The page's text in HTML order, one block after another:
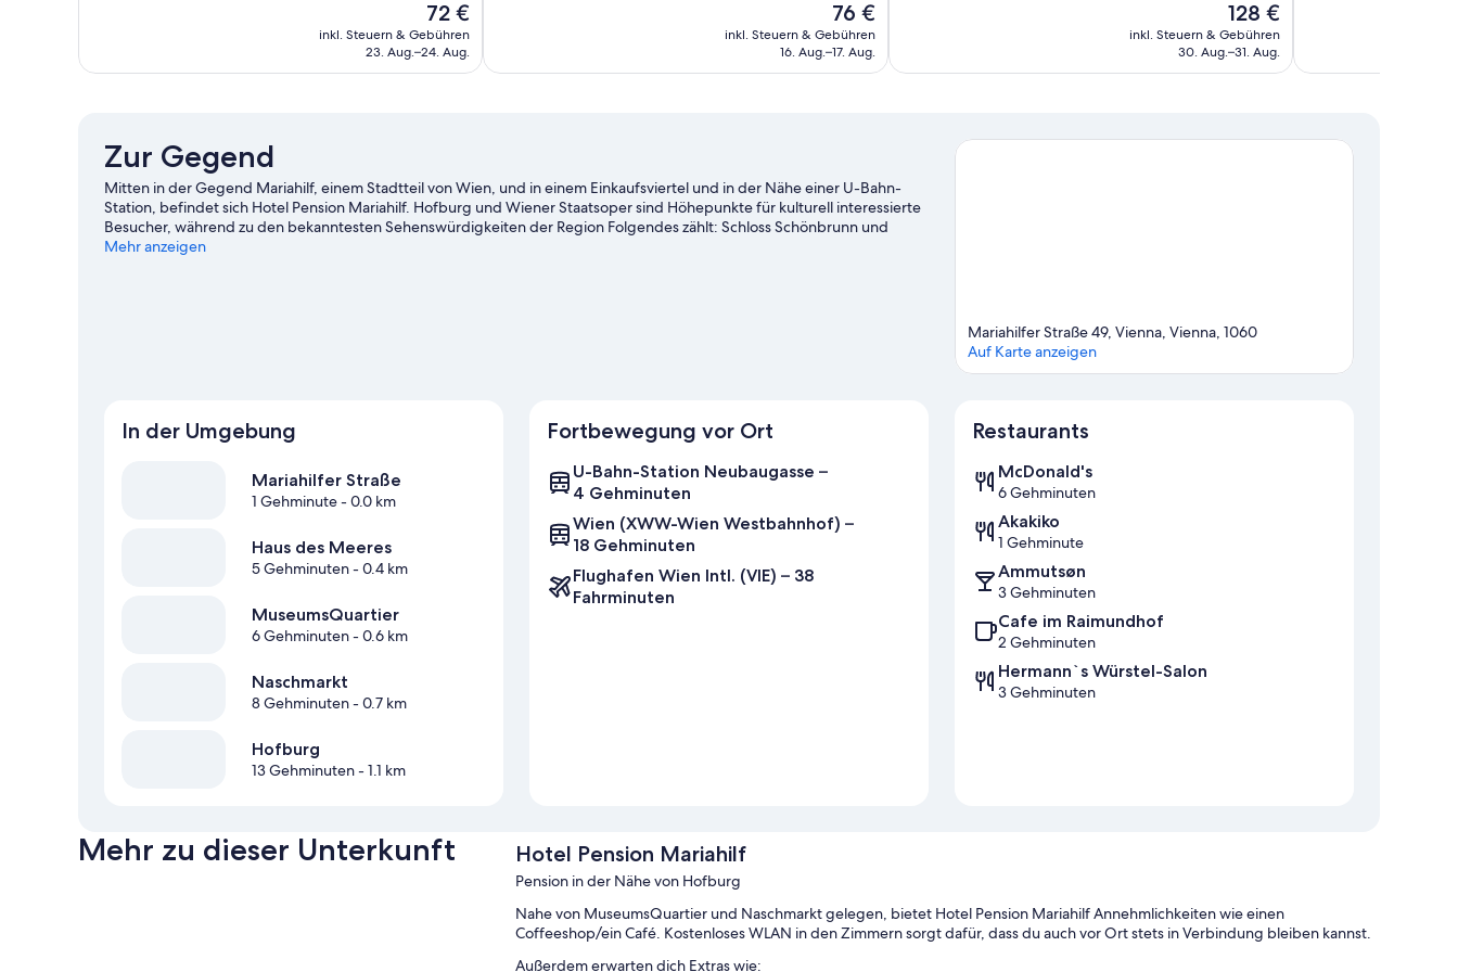
Bewertungen
Der
Preis
beträgt
72 €
inkl. Steuern & Gebühren
23. Aug.–24. Aug.
Bewertungen
Der
Preis
beträgt
76 €
inkl. Steuern & Gebühren
16. Aug.–17. Aug.
Bewertungen
Der
Preis
beträgt
128 €
inkl. Steuern & Gebühren
30. Aug.–31. Aug.
Bewertungen
Zur Gegend
Mitten in der Gegend Mariahilf, einem Stadtteil von Wien, und in einem Einkaufsviertel und in der Nähe einer U-Bahn-
Station, befindet sich Hotel Pension Mariahilf. Hofburg und Wiener Staatsoper sind Höhepunkte für kulturell interessierte
Besucher, während zu den bekanntesten Sehenswürdigkeiten der Region Folgendes zählt: Schloss Schönbrunn und
Schloss Belvedere. Lust auf ein spannendes Event? Dann schau doch mal in den Veranstaltungskalender dieser beiden
Mehr anzeigen
Mariahilfer Straße 49, Vienna, Vienna, 1060
Auf Karte anzeigen
In der Umgebung
Mariahilfer Straße
1 Gehminute- 0.0 km
Haus des Meeres
5 Gehminuten- 0.4 km
MuseumsQuartier
6 Gehminuten- 0.6 km
Naschmarkt
8 Gehminuten- 0.7 km
Hofburg
13 Gehminuten- 1.1 km
Fortbewegung vor Ort
U-Bahn-Station Neubaugasse –
4 Gehminuten
Wien (XWW-Wien Westbahnhof) –
18 Gehminuten
Flughafen Wien Intl. (VIE) – 38
Fahrminuten
Restaurants
McDonald's
6 Gehminuten
Akakiko
1 Gehminute
Ammutsøn
3 Gehminuten
Cafe im Raimundhof
2 Gehminuten
Hermann`s Würstel-Salon
3 Gehminuten
Mehr zu dieser Unterkunft Hotel Pension Mariahilf
Pension in der Nähe von Hofburg
Nahe von MuseumsQuartier und Naschmarkt gelegen, bietet Hotel Pension Mariahilf Annehmlichkeiten wie einen
Coffeeshop/ein Café. Kostenloses WLAN in den Zimmern sorgt dafür, dass du auch vor Ort stets in Verbindung bleiben kannst.
Außerdem erwarten dich Extras wie: